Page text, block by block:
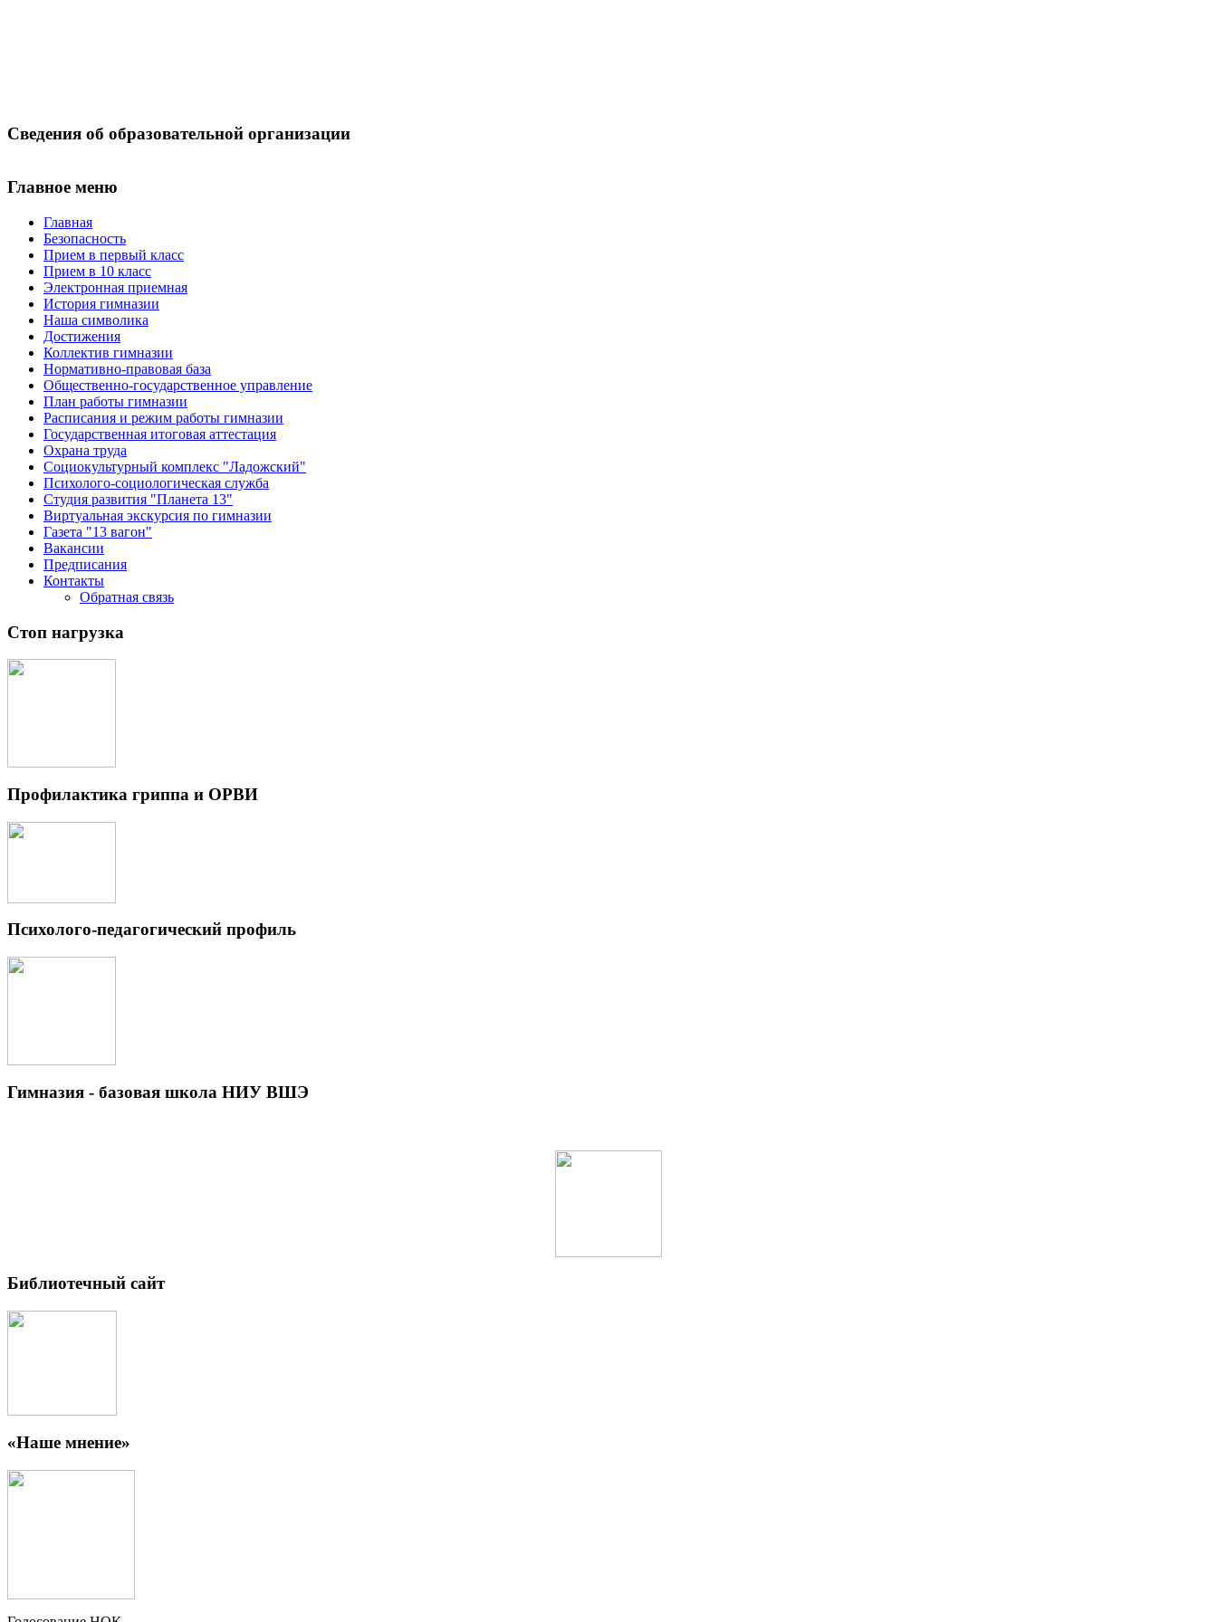
Сведения об образовательной организации
Главное меню
Главная
Безопасность
Прием в первый класс
Прием в 10 класс
Электронная приемная
История гимназии
Наша символика
Достижения
Коллектив гимназии
Нормативно-правовая база
Общественно-государственное управление
План работы гимназии
Расписания и режим работы гимназии
Государственная итоговая аттестация
Охрана труда
Социокультурный комплекс "Ладожский"
Психолого-социологическая служба
Студия развития "Планета 13"
Виртуальная экскурсия по гимназии
Газета "13 вагон"
Вакансии
Предписания
Контакты
Обратная связь
Стоп нагрузка
Профилактика гриппа и ОРВИ
Психолого-педагогический профиль
Гимназия - базовая школа НИУ ВШЭ
Библиотечный сайт
«Наше мнение»